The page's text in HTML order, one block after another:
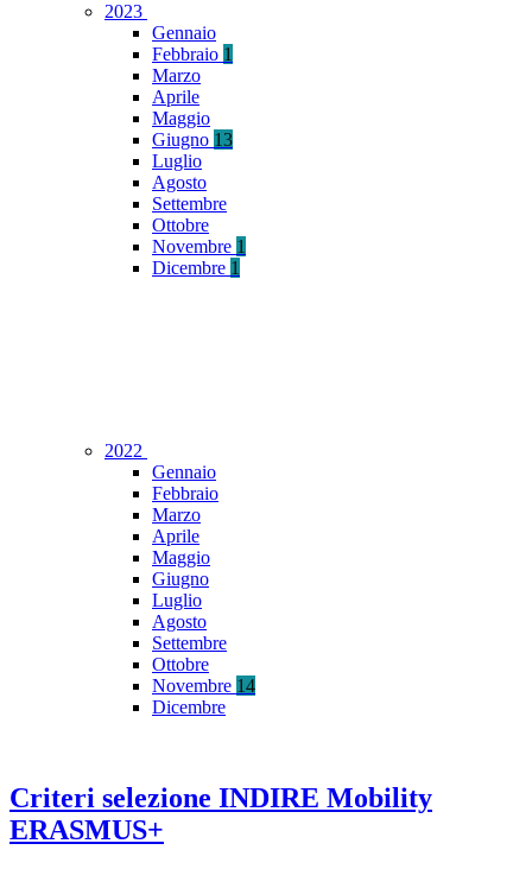
2023
Gennaio
Febbraio 1
Marzo
Aprile
Maggio
Giugno 13
Luglio
Agosto
Settembre
Ottobre
Novembre 1
Dicembre 1
2022
Gennaio
Febbraio
Marzo
Aprile
Maggio
Giugno
Luglio
Agosto
Settembre
Ottobre
Novembre 14
Dicembre
Criteri selezione INDIRE Mobility
ERASMUS+